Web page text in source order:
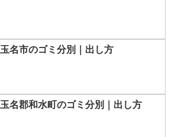
玉名市のゴミ分別｜出し方
玉名郡和水町のゴミ分別｜出し方